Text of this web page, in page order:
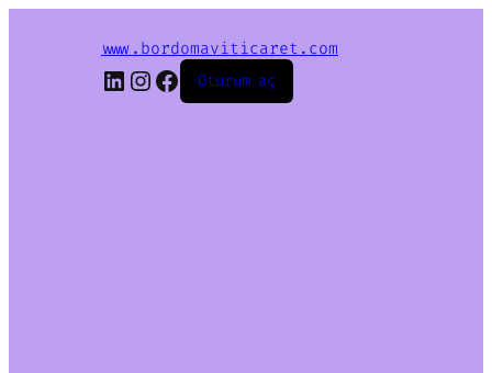
www.bordomaviticaret.com
LinkedIn
Instagram
Facebook
Oturum aç